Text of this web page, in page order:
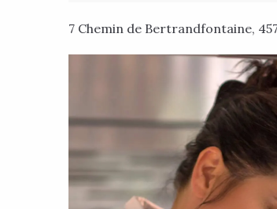
7 Chemin de Bertrandfontaine,